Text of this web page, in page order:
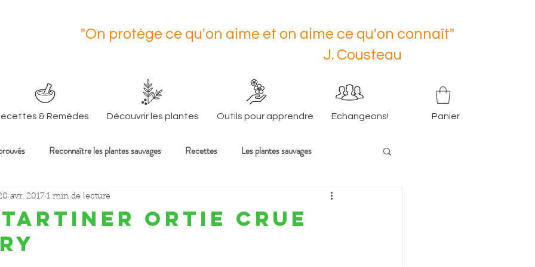
& Remèdes Découvrir les plantes Outils pour apprendre Echangeons! Panier
"On protège ce qu'on aime et on aime ce qu'on connaît"
J. Cousteau
Reconnaître les plantes sauvages Recettes Les plantes sauvages
sur la santé et l'al
tartiner ortie crue
avr. 2017 1 min de lecture